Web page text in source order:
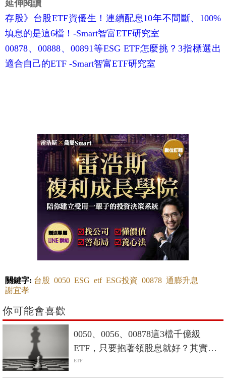
延伸閱讀
存股》台股ETF資優生！連續配息10年不間斷、100%
填息的是這6檔！-Smart智富ETF研究室
00878、00888、00891等ESG ETF怎麼挑？3指標選出
適合自己的ETF -Smart智富ETF研究室
關鍵字: 台股 0050 ESG etf ESG投資 00878 通膨升息
謝宜孝
你可能會喜歡
0050、0056、00878這3檔千億級
ETF，只要抱著領股息就好？其實最
抗跌是這1檔-Smart智富ETF研究室
ETF